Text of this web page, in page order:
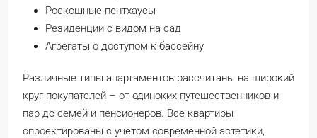
Роскошные пентхаусы
Резиденции с видом на сад
Агрегаты с доступом к бассейну
Различные типы апартаментов рассчитаны на широкий
круг покупателей – от одиноких путешественников и
пар до семей и пенсионеров. Все квартиры
спроектированы с учетом современной эстетики,